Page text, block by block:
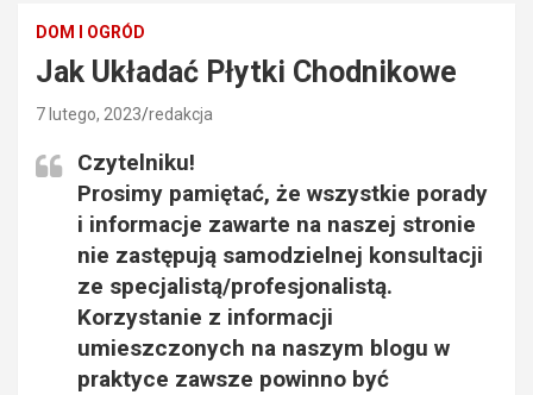
DOM I OGRÓD
Jak Układać Płytki Chodnikowe
7 lutego, 2023 redakcja
Czytelniku!
Prosimy pamiętać, że wszystkie porady
i informacje zawarte na naszej stronie
nie zastępują samodzielnej konsultacji
ze specjalistą/profesjonalistą.
Korzystanie z informacji
umieszczonych na naszym blogu w
praktyce zawsze powinno być